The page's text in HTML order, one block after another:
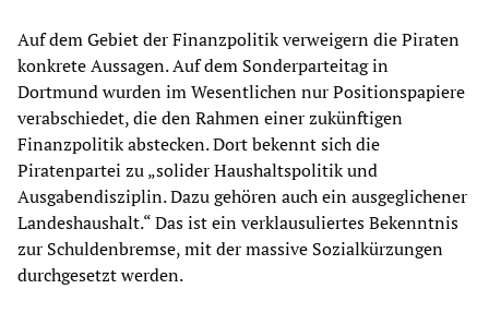
Auf dem Gebiet der Finanzpolitik verweigern die Piraten
konkrete Aussagen. Auf dem Sonderparteitag in
Dortmund wurden im Wesentlichen nur Positionspapiere
verabschiedet, die den Rahmen einer zukünftigen
Finanzpolitik abstecken. Dort bekennt sich die
Piratenpartei zu „solider Haushaltspolitik und
Ausgabendisziplin. Dazu gehören auch ein ausgeglichener
Landeshaushalt.“ Das ist ein verklausuliertes Bekenntnis
zur Schuldenbremse, mit der massive Sozialkürzungen
durchgesetzt werden.